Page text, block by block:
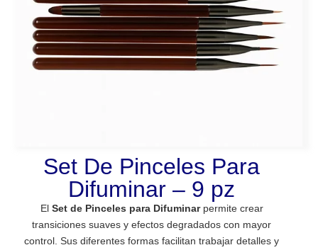
Set De Pinceles Para
Difuminar – 9 pz
El Set de Pinceles para Difuminarpermite crear
transiciones suaves y efectos degradados con mayor
control. Sus diferentes formas facilitan trabajar detalles y